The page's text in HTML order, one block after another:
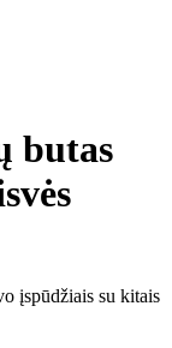
butas
įspūdžiais su kitais